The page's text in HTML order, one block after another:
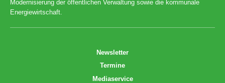
Modernisierung der öffentlichen Verwaltung sowie die kommunale
Energiewirtschaft.
Newsletter
Termine
Mediaservice